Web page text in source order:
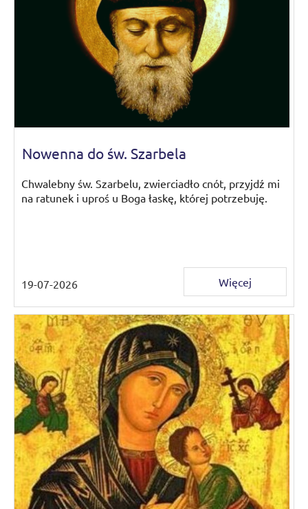
Nowenna do św. Szarbela
Chwalebny św. Szarbelu, zwierciadło cnót, przyjdź mi
na ratunek i uproś u Boga łaskę, której potrzebuję.
19-07-2026 Więcej